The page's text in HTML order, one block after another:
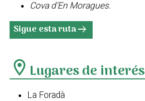
Cova d’En Moragues.
Sigue esta rutaarrow_right_alt
location_on Lugares de interés
La Foradà